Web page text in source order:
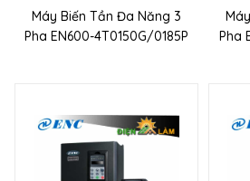
Máy Biến Tần Đa Năng 3
Pha EN600-4T0150G/0185P
Pha